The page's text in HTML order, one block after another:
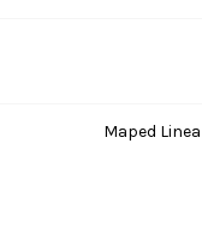
Maped